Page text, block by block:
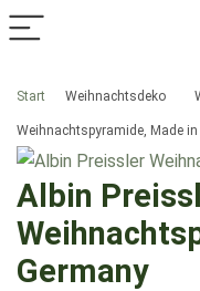
Start Weihnachtsdeko
Weihnachtspyramide, Made in
Albin
Germany